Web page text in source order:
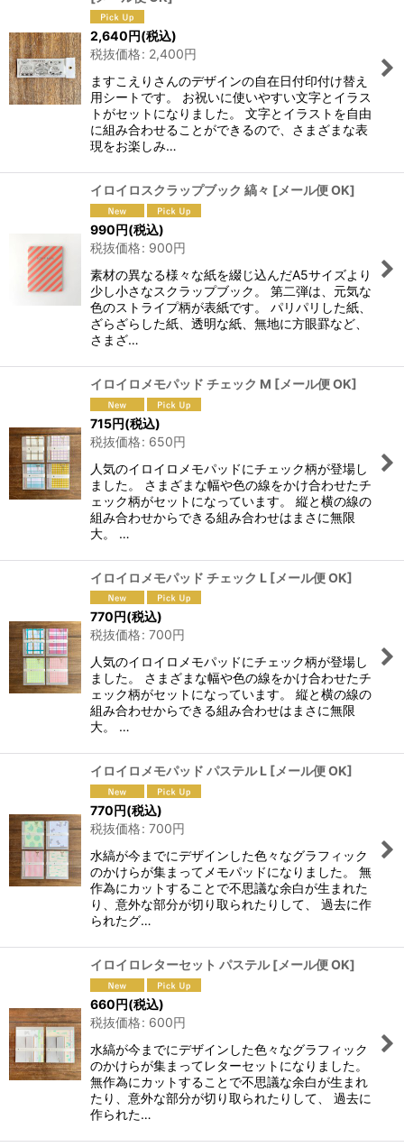
2,640円(税込)
税抜価格: 2,400円
ますこえりさんのデザインの自在日付印付け替え
用シートです。 お祝いに使いやすい文字とイラス
トがセットになりました。 文字とイラストを自由
に組み合わせることができるので、さまざまな表
現をお楽しみ…
イロイロスクラップブック 縞々 [メール便 OK]
990円(税込)
税抜価格: 900円
素材の異なる様々な紙を綴じ込んだA5サイズより
少し小さなスクラップブック。 第二弾は、元気な
色のストライプ柄が表紙です。 パリパリした紙、
ざらざらした紙、透明な紙、無地に方眼罫など、
さまざ…
イロイロメモパッド チェック M [メール便 OK]
715円(税込)
税抜価格: 650円
人気のイロイロメモパッドにチェック柄が登場し
ました。 さまざまな幅や色の線をかけ合わせたチ
ェック柄がセットになっています。 縦と横の線の
組み合わせからできる組み合わせはまさに無限
大。 …
イロイロメモパッド チェック L [メール便 OK]
770円(税込)
税抜価格: 700円
人気のイロイロメモパッドにチェック柄が登場し
ました。 さまざまな幅や色の線をかけ合わせたチ
ェック柄がセットになっています。 縦と横の線の
組み合わせからできる組み合わせはまさに無限
大。 …
イロイロメモパッド パステル L [メール便 OK]
770円(税込)
税抜価格: 700円
水縞が今までにデザインした色々なグラフィック
のかけらが集まってメモパッドになりました。 無
作為にカットすることで不思議な余白が生まれた
り、意外な部分が切り取られたりして、 過去に作
られたグ…
イロイロレターセット パステル [メール便 OK]
660円(税込)
税抜価格: 600円
水縞が今までにデザインした色々なグラフィック
のかけらが集まってレターセットになりました。
無作為にカットすることで不思議な余白が生まれ
たり、意外な部分が切り取られたりして、 過去に
作られた…